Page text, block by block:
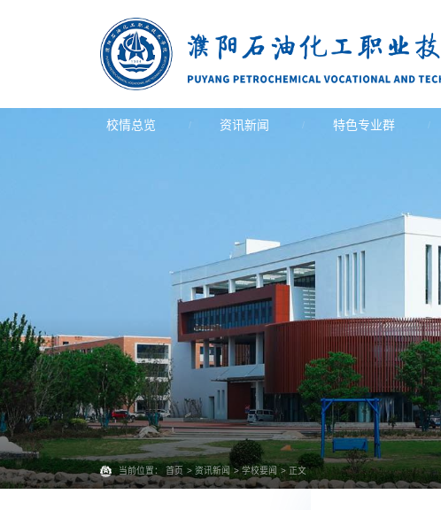
校情总览 资讯新闻 特色专业群
当前位置： 首页 > 资讯新闻 > 学校要闻 > 正文